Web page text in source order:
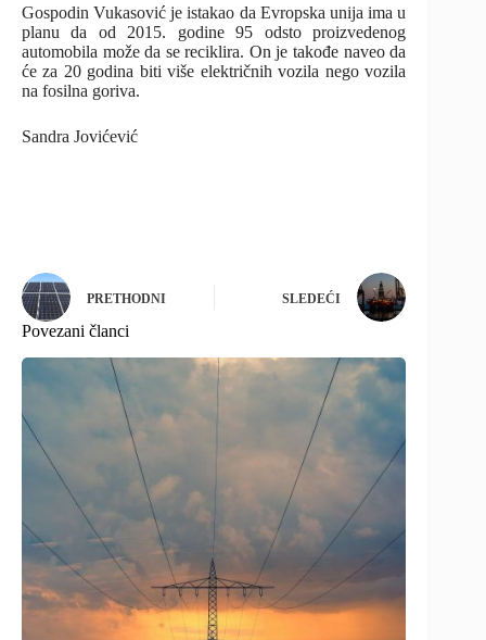
Gospodin Vukasović je istakao da Evropska unija ima u
planu da od 2015. godine 95 odsto proizvedenog
automobila može da se reciklira. On je takođe naveo da
će za 20 godina biti više električnih vozila nego vozila
na fosilna goriva.
Sandra Jovićević
PRETHODNI SLEDEĆI
Povezani članci